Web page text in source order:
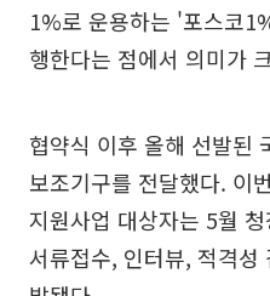
1%로 운용하는 '포스코
행한다는 점에서 의미가
협약식 이후 올해 선발된
보조기구를 전달했다. 이
지원사업 대상자는 5월
서류접수, 인터뷰, 적격성